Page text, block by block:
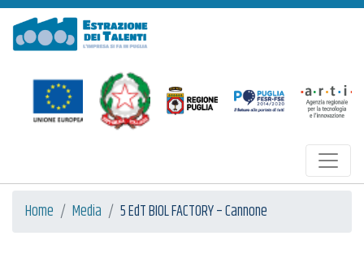
Estrazione dei Talenti
Home Media 5 EdT BIOL FACTORY – Cannone